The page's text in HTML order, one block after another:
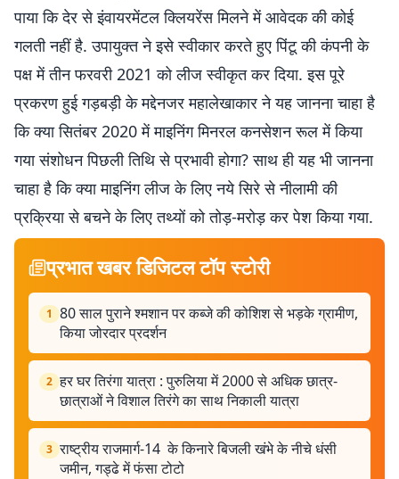
पाया कि देर से इंवायरमेंटल क्लियरेंस मिलने में आवेदक की कोई
गलती नहीं है. उपायुक्त ने इसे स्वीकार करते हुए पिंटू की कंपनी के
पक्ष में तीन फरवरी 2021 को लीज स्वीकृत कर दिया. इस पूरे
प्रकरण हुई गड़बड़ी के मद्देनजर महालेखाकार ने यह जानना चाहा है
कि क्या सितंबर 2020 में माइनिंग मिनरल कनसेशन रूल में किया
गया संशोधन पिछली तिथि से प्रभावी होगा? साथ ही यह भी जानना
चाहा है कि क्या माइनिंग लीज के लिए नये सिरे से नीलामी की
प्रक्रिया से बचने के लिए तथ्यों को तोड़-मरोड़ कर पेश किया गया.
प्रभात खबर डिजिटल टॉप स्टोरी
1 80 साल पुराने श्मशान पर कब्जे की कोशिश से भड़के ग्रामीण,
किया जोरदार प्रदर्शन
2 हर घर तिरंगा यात्रा : पुरुलिया में 2000 से अधिक छात्र-
छात्राओं ने विशाल तिरंगे का साथ निकाली यात्रा
3 राष्ट्रीय राजमार्ग-14 के किनारे बिजली खंभे के नीचे धंसी
जमीन, गड्ढे में फंसा टोटो